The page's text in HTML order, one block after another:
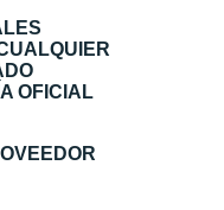
OFICIAL